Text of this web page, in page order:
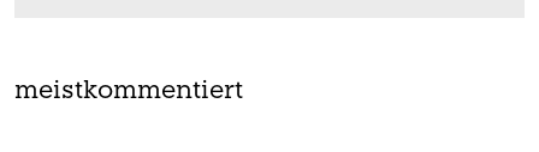
meistkommentiert